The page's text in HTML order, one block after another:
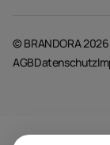
© BRANDORA
AGBDatenschutz